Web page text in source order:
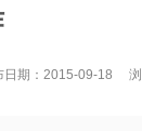
日期：2015-09-18